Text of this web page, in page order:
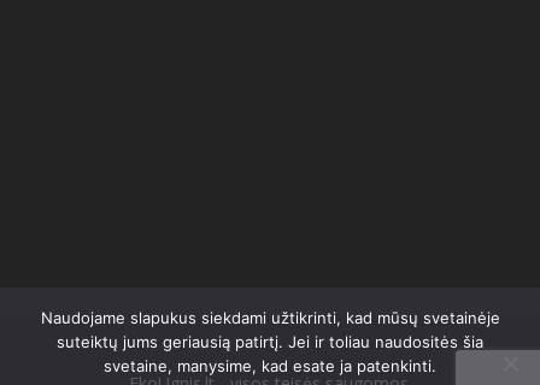
Naudojame slapukus siekdami užtikrinti, kad mūsų svetainėje
suteiktų jums geriausią patirtį. Jei ir toliau naudositės šia
svetaine, manysime, kad esate ja patenkinti.